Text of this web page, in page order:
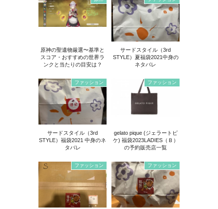
原神の聖遺物厳選〜基準と
スコア・おすすめの世界ラ
ンクと当たりの目安は？
サードスタイル（3rd
STYLE）夏福袋2021中身の
ネタバレ
ファッション
サードスタイル（3rd
STYLE）福袋2021 中身のネ
タバレ
ファッション
gelato pique (ジェラートピ
ケ) 福袋2023LADIES（Ｂ）
の予約販売店一覧
ファッション ファッション